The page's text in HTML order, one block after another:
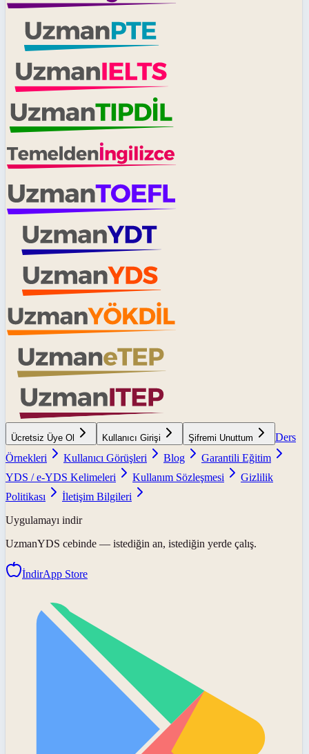
Ücretsiz Üye Ol Kullanıcı Girişi Şifremi Unuttum
Ders
Örnekleri
Kullanıcı Görüşleri Blog
Garantili Eğitim
YDS / e-YDS Kelimeleri
Kullanım Sözleşmesi
Gizlilik
Politikası
İletişim Bilgileri
Uygulamayı indir
UzmanYDS cebinde — istediğin an, istediğin yerde çalış.
İndirApp Store